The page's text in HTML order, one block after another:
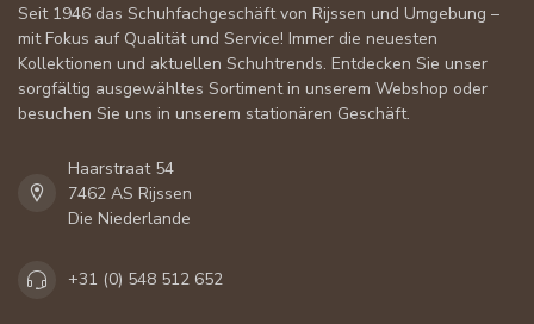
Seit 1946 das Schuhfachgeschäft von Rijssen und Umgebung –
mit Fokus auf Qualität und Service! Immer die neuesten
Kollektionen und aktuellen Schuhtrends. Entdecken Sie unser
sorgfältig ausgewähltes Sortiment in unserem Webshop oder
besuchen Sie uns in unserem stationären Geschäft.
Haarstraat 54
7462 AS Rijssen
Die Niederlande
+31 (0) 548 512 652